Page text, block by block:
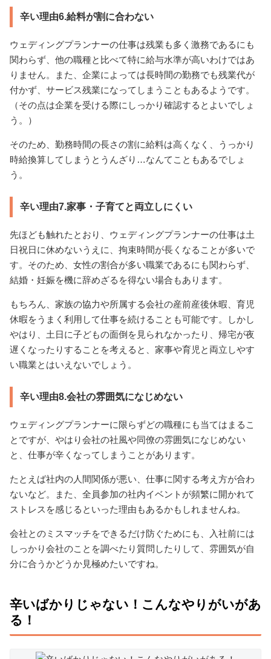
辛い理由6.給料が割に合わない
ウェディングプランナーの仕事は残業も多く激務であるにも
関わらず、他の職種と比べて特に給与水準が高いわけではあ
りません。また、企業によっては長時間の勤務でも残業代が
付かず、サービス残業になってしまうこともあるようです。
（その点は企業を受ける際にしっかり確認するとよいでしょ
う。）
そのため、勤務時間の長さの割に給料は高くなく、うっかり
時給換算してしまうとうんざり…なんてこともあるでしょ
う。
辛い理由7.家事・子育てと両立しにくい
先ほども触れたとおり、ウェディングプランナーの仕事は土
日祝日に休めないうえに、拘束時間が長くなることが多いで
す。そのため、女性の割合が多い職業であるにも関わらず、
結婚・妊娠を機に辞めざるを得ない場合もあります。
もちろん、家族の協力や所属する会社の産前産後休暇、育児
休暇をうまく利用して仕事を続けることも可能です。しかし
やはり、土日に子どもの面倒を見られなかったり、帰宅が夜
遅くなったりすることを考えると、家事や育児と両立しやす
い職業とはいえないでしょう。
辛い理由8.会社の雰囲気になじめない
ウェディングプランナーに限らずどの職種にも当てはまるこ
とですが、やはり会社の社風や同僚の雰囲気になじめない
と、仕事が辛くなってしまうことがあります。
たとえば社内の人間関係が悪い、仕事に関する考え方が合わ
ないなど。また、全員参加の社内イベントが頻繁に開かれて
ストレスを感じるといった理由もあるかもしれませんね。
会社とのミスマッチをできるだけ防ぐためにも、入社前には
しっかり会社のことを調べたり質問したりして、雰囲気が自
分に合うかどうか見極めたいですね。
辛いばかりじゃない！こんなやりがいがあ
る！